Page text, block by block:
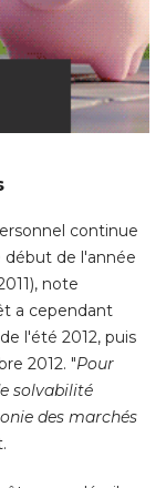
continue
début de l'année
note
a cependant
l'été 2012, puis
2012. "Pour
solvabilité
des marchés